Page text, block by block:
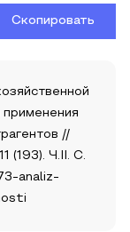
Скопировать
применения
//
(193). Ч.II. С.
analiz-